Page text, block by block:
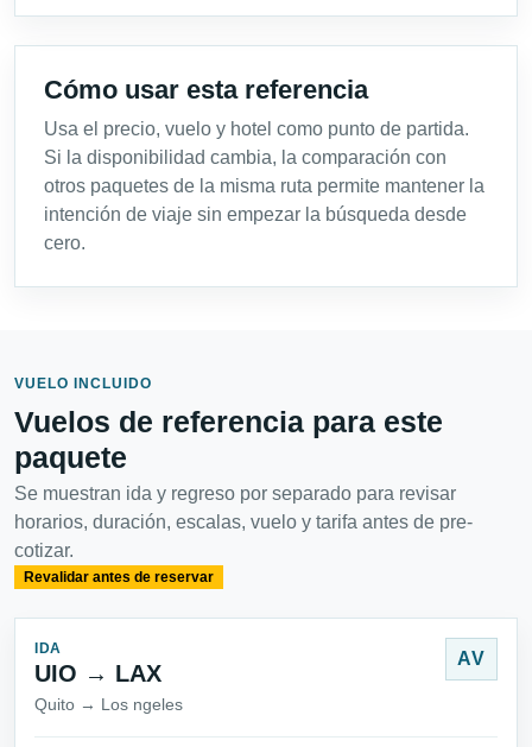
Cómo usar esta referencia
Usa el precio, vuelo y hotel como punto de partida.
Si la disponibilidad cambia, la comparación con
otros paquetes de la misma ruta permite mantener la
intención de viaje sin empezar la búsqueda desde
cero.
VUELO INCLUIDO
Vuelos de referencia para este
paquete
Se muestran ida y regreso por separado para revisar
horarios, duración, escalas, vuelo y tarifa antes de pre-
cotizar.
Revalidar antes de reservar
IDA
UIO → LAX
Quito → Los ngeles
AV